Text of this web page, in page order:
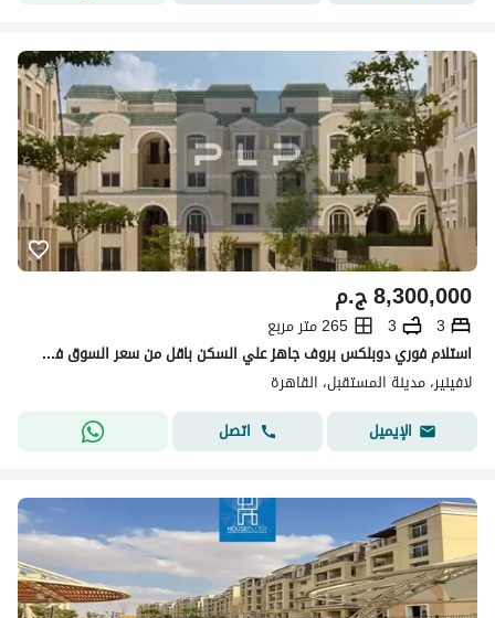
ج.م8,300,000
3
3
265 متر مربع
استلام فوري دوبلكس بروف جاهز علي السكن باقل من سعر السوق في كمبوند لافينير الاهلي صبوور مدينه المستقبل
لافينير، مدينة المستقبل، القاهرة
الإيميل
اتصل